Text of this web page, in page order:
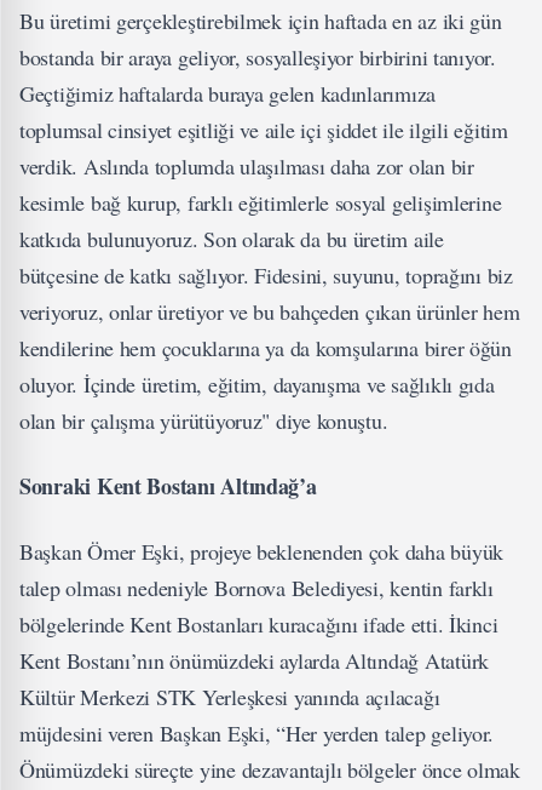
Bu üretimi gerçekleştirebilmek için haftada en az iki gün
bostanda bir araya geliyor, sosyalleşiyor birbirini tanıyor.
Geçtiğimiz haftalarda buraya gelen kadınlarımıza
toplumsal cinsiyet eşitliği ve aile içi şiddet ile ilgili eğitim
verdik. Aslında toplumda ulaşılması daha zor olan bir
kesimle bağ kurup, farklı eğitimlerle sosyal gelişimlerine
katkıda bulunuyoruz. Son olarak da bu üretim aile
bütçesine de katkı sağlıyor. Fidesini, suyunu, toprağını biz
veriyoruz, onlar üretiyor ve bu bahçeden çıkan ürünler hem
kendilerine hem çocuklarına ya da komşularına birer öğün
oluyor. İçinde üretim, eğitim, dayanışma ve sağlıklı gıda
olan bir çalışma yürütüyoruz" diye konuştu.
Sonraki Kent Bostanı Altındağ’a
Başkan Ömer Eşki, projeye beklenenden çok daha büyük
talep olması nedeniyle Bornova Belediyesi, kentin farklı
bölgelerinde Kent Bostanları kuracağını ifade etti. İkinci
Kent Bostanı’nın önümüzdeki aylarda Altındağ Atatürk
Kültür Merkezi STK Yerleşkesi yanında açılacağı
müjdesini veren Başkan Eşki, “Her yerden talep geliyor.
Önümüzdeki süreçte yine dezavantajlı bölgeler önce olmak